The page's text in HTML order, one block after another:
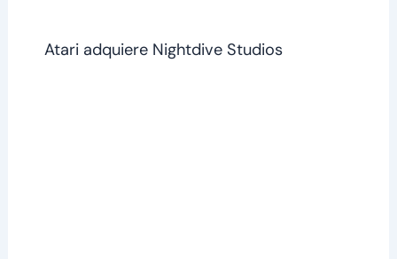
Atari adquiere Nightdive Studios